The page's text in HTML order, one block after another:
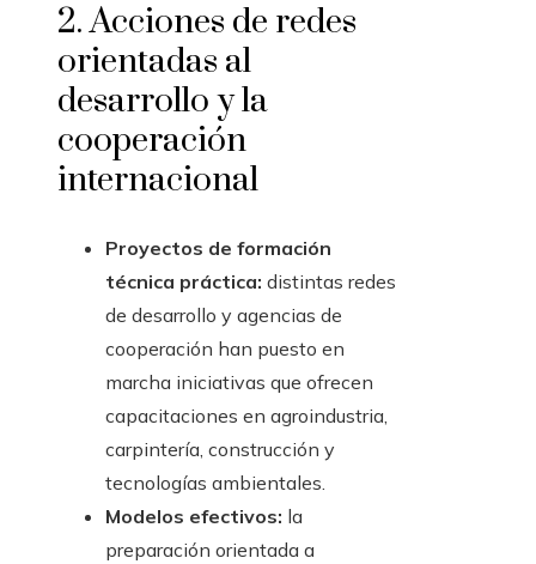
2. Acciones de redes
orientadas al
desarrollo y la
cooperación
internacional
Proyectos de formación
técnica práctica: distintas redes
de desarrollo y agencias de
cooperación han puesto en
marcha iniciativas que ofrecen
capacitaciones en agroindustria,
carpintería, construcción y
tecnologías ambientales.
Modelos efectivos: la
preparación orientada a